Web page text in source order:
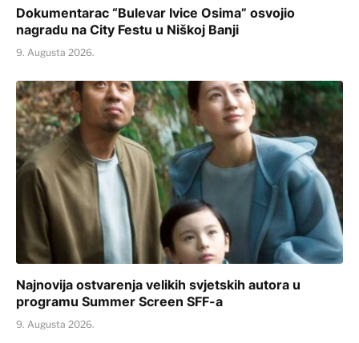
Dokumentarac “Bulevar Ivice Osima” osvojio
nagradu na City Festu u Niškoj Banji
9. Augusta 2026.
Najnovija ostvarenja velikih svjetskih autora u
programu Summer Screen SFF-a
9. Augusta 2026.